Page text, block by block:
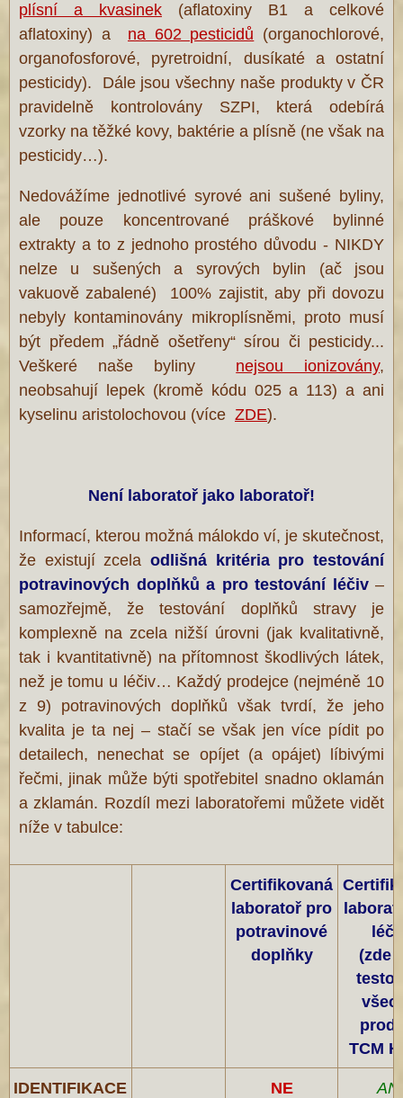
plísní a kvasinek (aflatoxiny B1 a celkové
aflatoxiny) a na 602 pesticidů (organochlorové,
organofosforové, pyretroidní, dusíkaté a ostatní
pesticidy). Dále jsou všechny naše produkty v ČR
pravidelně kontrolovány SZPI, která odebírá
vzorky na těžké kovy, baktérie a plísně (ne však na
pesticidy…).
Nedovážíme jednotlivé syrové ani sušené byliny,
ale pouze koncentrované práškové bylinné
extrakty a to z jednoho prostého důvodu - NIKDY
nelze u sušených a syrových bylin (ač jsou
vakuově zabalené) 100% zajistit, aby při dovozu
nebyly kontaminovány mikroplísněmi, proto musí
být předem „řádně ošetřeny“ sírou či pesticidy...
Veškeré naše byliny nejsou ionizovány,
neobsahují lepek (kromě kódu 025 a 113) a ani
kyselinu aristolochovou (více ZDE).
Není laboratoř jako laboratoř!
Informací, kterou možná málokdo ví, je skutečnost,
že existují zcela odlišná kritéria pro testování
potravinových doplňků a pro testování
léčiv –
samozřejmě, že testování doplňků stravy je
komplexně na zcela nižší úrovni (jak kvalitativně,
tak i kvantitativně) na přítomnost škodlivých látek,
než je tomu u léčiv… Každý prodejce (nejméně 10
z 9) potravinových doplňků však tvrdí, že jeho
kvalita je ta nej – stačí se však jen více pídit po
detailech, nenechat se opíjet (a opájet) líbivými
řečmi, jinak může býti spotřebitel snadno oklamán
a zklamán. Rozdíl mezi laboratořemi můžete vidět
níže v tabulce:
Certifikovaná
laboratoř pro
potravinové
doplňky
(zde
TCM
IDENTIFIKACE
NE